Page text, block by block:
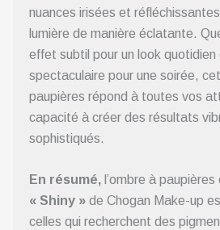
nuances irisées et
lumière de manière éclatante.
effet subtil pour un look quotidien
spectaculaire pour une soirée,
paupières répond à toutes vos
capacité à créer des résultats
sophistiqués.
En résumé, l’ombre à
« Shiny » de Chogan Make-up
celles qui recherchent des